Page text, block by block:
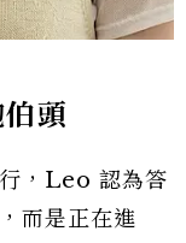
頭
，Leo 認為答
而是正在進